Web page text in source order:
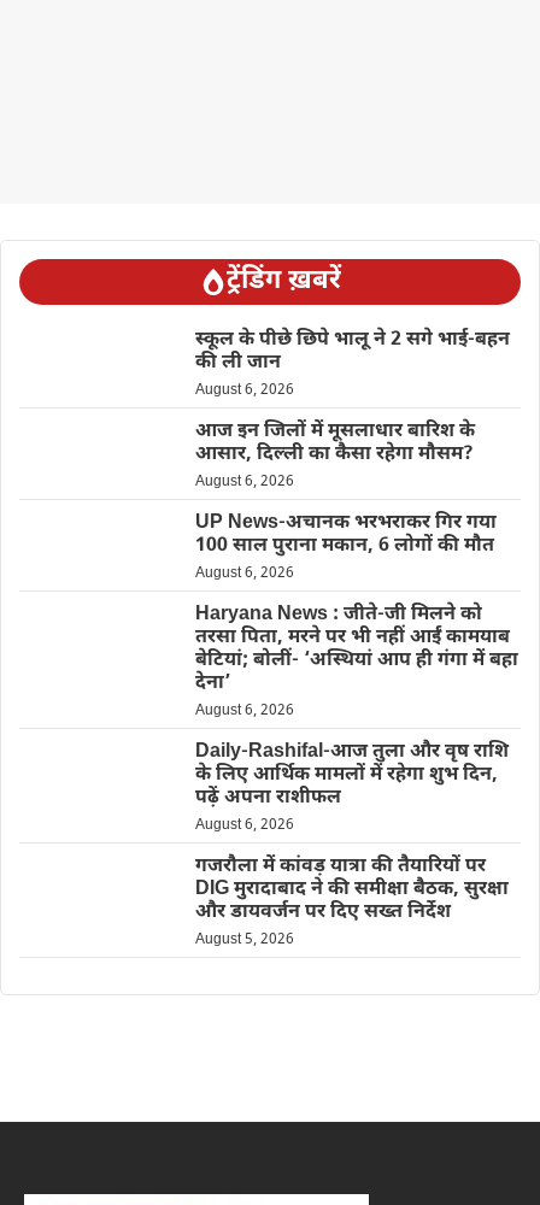
ट्रेंडिंग ख़बरें
स्कूल के पीछे छिपे भालू ने 2 सगे भाई-बहन
की ली जान
August 6, 2026
आज इन जिलों में मूसलाधार बारिश के
आसार, दिल्ली का कैसा रहेगा मौसम?
August 6, 2026
UP News-अचानक भरभराकर गिर गया
100 साल पुराना मकान, 6 लोगों की मौत
August 6, 2026
Haryana News : जीते-जी मिलने को
तरसा पिता, मरने पर भी नहीं आईं कामयाब
बेटियां; बोलीं- ‘अस्थियां आप ही गंगा में बहा
देना’
August 6, 2026
Daily-Rashifal-आज तुला और वृष राशि
के लिए आर्थिक मामलों में रहेगा शुभ दिन,
पढ़ें अपना राशीफल
August 6, 2026
गजरौला में कांवड़ यात्रा की तैयारियों पर
DIG मुरादाबाद ने की समीक्षा बैठक, सुरक्षा
और डायवर्जन पर दिए सख्त निर्देश
August 5, 2026